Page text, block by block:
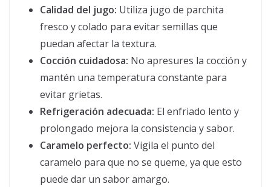
Calidad del jugo: Utiliza jugo de parchita
fresco y colado para evitar semillas que
puedan afectar la textura.
Cocción cuidadosa: No apresures la cocción y
mantén una temperatura constante para
evitar grietas.
Refrigeración adecuada: El enfriado lento y
prolongado mejora la consistencia y sabor.
Caramelo perfecto: Vigila el punto del
caramelo para que no se queme, ya que esto
puede dar un sabor amargo.